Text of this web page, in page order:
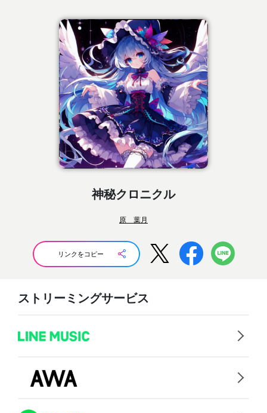
神秘クロニクル
原 葉月
リンクをコピー
ストリーミングサービス